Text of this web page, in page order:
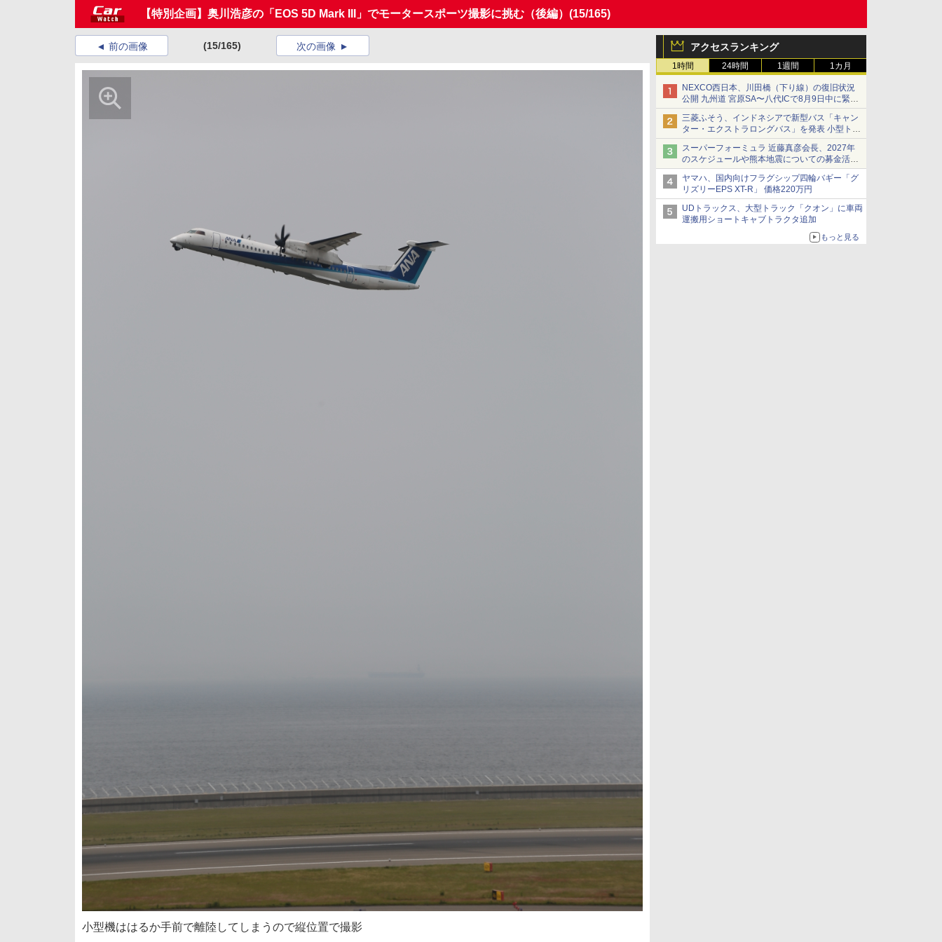
【特別企画】奥川浩彦の「EOS 5D Mark III」でモータースポーツ撮影に挑む（後編） (15/165)
アクセスランキング
1時間 24時間 1週間 1カ月
NEXCO西日本、川田橋（下り線）の復旧状況
公開 九州道 宮原SA〜八代ICで8月9日中に緊急
車両を通行可能に
三菱ふそう、インドネシアで新型バス「キャン
ター・エクストラロングバス」を発表 小型トラ
ックベースの観光・旅客輸送向けバス
スーパーフォーミュラ 近藤真彦会長、2027年
のスケジュールや熊本地震についての募金活動
を紹介
ヤマハ、国内向けフラグシップ四輪バギー「グ
リズリーEPS XT-R」 価格220万円
UDトラックス、大型トラック「クオン」に車両
運搬用ショートキャブトラクタ追加
もっと見る
前の画像 (15/165) 次の画像
小型機ははるか手前で離陸してしまうので縦位置で撮影